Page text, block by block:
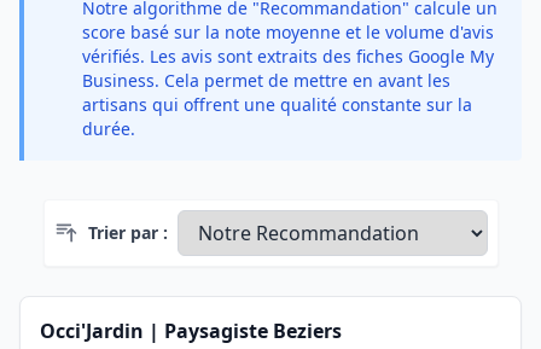
Notre algorithme de "Recommandation" calcule un
score basé sur la note moyenne et le volume d'avis
vérifiés. Les avis sont extraits des fiches Google My
Business. Cela permet de mettre en avant les
artisans qui offrent une qualité constante sur la
durée.
Trier par :
Occi'Jardin | Paysagiste Beziers